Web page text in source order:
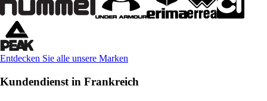
Entdecken Sie alle unsere Marken
Kundendienst in Frankreich